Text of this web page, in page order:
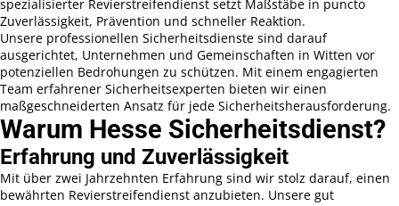
spezialisierter Revierstreifendienst setzt Maßstäbe in puncto
Zuverlässigkeit, Prävention und schneller Reaktion.
Unsere professionellen Sicherheitsdienste sind darauf
ausgerichtet, Unternehmen und Gemeinschaften in Witten vor
potenziellen Bedrohungen zu schützen. Mit einem engagierten
Team erfahrener Sicherheitsexperten bieten wir einen
maßgeschneiderten Ansatz für jede Sicherheitsherausforderung.
Warum Hesse Sicherheitsdienst?
Erfahrung und Zuverlässigkeit
Mit über zwei Jahrzehnten Erfahrung sind wir stolz darauf, einen
bewährten Revierstreifendienst anzubieten. Unsere gut